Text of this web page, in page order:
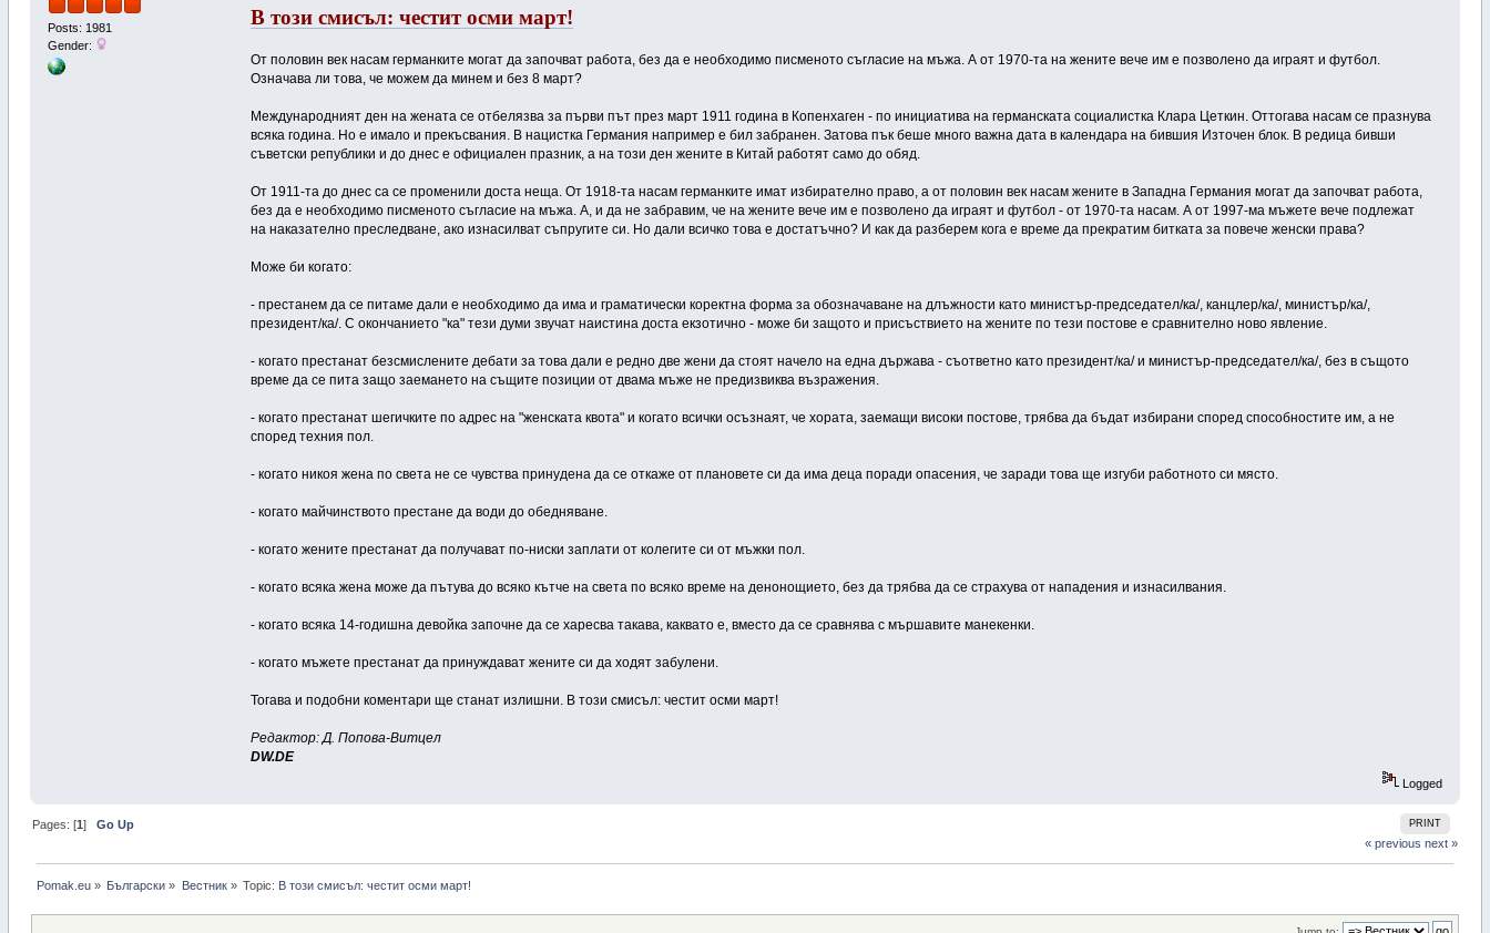
Posts: 1981
Gender:
В този смисъл: честит осми март!
От половин век насам германките могат да започват работа, без да е необходимо писменото съгласие на мъжа. А от 1970-та на жените вече им е позволено да играят и футбол.
Означава ли това, че можем да минем и без 8 март?
Международният ден на жената се отбелязва за първи път през март 1911 година в Копенхаген - по инициатива на германската социалистка Клара Цеткин. Оттогава насам се празнува
всяка година. Но е имало и прекъсвания. В нацистка Германия например е бил забранен. Затова пък беше много важна дата в календара на бившия Източен блок. В редица бивши
съветски републики и до днес е официален празник, а на този ден жените в Китай работят само до обяд.
От 1911-та до днес са се променили доста неща. От 1918-та насам германките имат избирателно право, а от половин век насам жените в Западна Германия могат да започват работа,
без да е необходимо писменото съгласие на мъжа. А, и да не забравим, че на жените вече им е позволено да играят и футбол - от 1970-та насам. А от 1997-ма мъжете вече подлежат
на наказателно преследване, ако изнасилват съпругите си. Но дали всичко това е достатъчно? И как да разберем кога е време да прекратим битката за повече женски права?
Може би когато:
- престанем да се питаме дали е необходимо да има и граматически коректна форма за обозначаване на длъжности като министър-председател/ка/, канцлер/ка/, министър/ка/,
президент/ка/. С окончанието "ка" тези думи звучат наистина доста екзотично - може би защото и присъствието на жените по тези постове е сравнително ново явление.
- когато престанат безсмислените дебати за това дали е редно две жени да стоят начело на една държава - съответно като президент/ка/ и министър-председател/ка/, без в същото
време да се пита защо заемането на същите позиции от двама мъже не предизвиква възражения.
- когато престанат шегичките по адрес на "женската квота" и когато всички осъзнаят, че хората, заемащи високи постове, трябва да бъдат избирани според способностите им, а не
според техния пол.
- когато никоя жена по света не се чувства принудена да се откаже от плановете си да има деца поради опасения, че заради това ще изгуби работното си място.
- когато майчинството престане да води до обедняване.
- когато жените престанат да получават по-ниски заплати от колегите си от мъжки пол.
- когато всяка жена може да пътува до всяко кътче на света по всяко време на денонощието, без да трябва да се страхува от нападения и изнасилвания.
- когато всяка 14-годишна девойка започне да се харесва такава, каквато е, вместо да се сравнява с мършавите манекенки.
- когато мъжете престанат да принуждават жените си да ходят забулени.
Тогава и подобни коментари ще станат излишни. В този смисъл: честит осми март!
Редактор: Д. Попова-Витцел
DW.DE
Logged
PRINT
Pages: [1] Go Up
« previous next »
Pomak.eu» Български » Bестник» Topic: В този смисъл: честит осми март!